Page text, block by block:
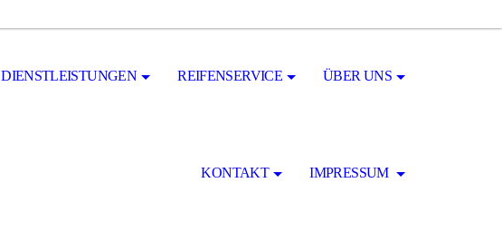
DIENSTLEISTUNGEN REIFENSERVICE ÜBER UNS
KONTAKT IMPRESSUM